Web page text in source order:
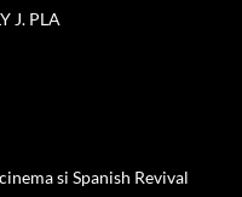
J. PLA
si Spanish Revival